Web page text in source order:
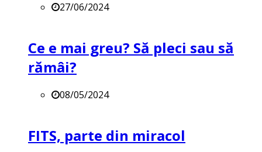
27/06/2024
Ce e mai greu? Să pleci sau să
rămâi?
08/05/2024
FITS, parte din miracol